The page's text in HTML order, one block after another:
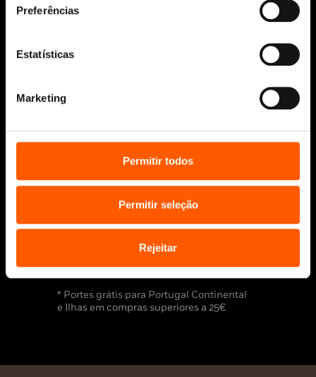
Preferências
Estatísticas
Marketing
Permitir todos
Permitir seleção
Rejeitar
Sobre nós
Bibliotecas)
* Portes grátis para Portugal Continental
e Ilhas em compras superiores a 25€